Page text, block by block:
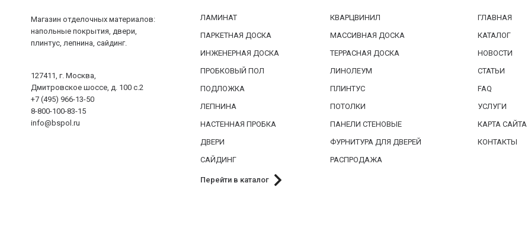
Магазин отделочных материалов:
напольные покрытия, двери,
плинтус, лепнина, сайдинг.
127411, г. Москва,
Дмитровское шоссе, д. 100 с.2
+7 (495) 966-13-50
8-800-100-83-15
info@bspol.ru
ЛАМИНАТ
КВАРЦВИНИЛ
ПАРКЕТНАЯ ДОСКА
МАССИВНАЯ ДОСКА
ИНЖЕНЕРНАЯ ДОСКА
ТЕРРАСНАЯ ДОСКА
ПРОБКОВЫЙ ПОЛ
ЛИНОЛЕУМ
ПОДЛОЖКА
ПЛИНТУС
ЛЕПНИНА
ПОТОЛКИ
НАСТЕННАЯ ПРОБКА
ПАНЕЛИ СТЕНОВЫЕ
ДВЕРИ
ФУРНИТУРА ДЛЯ ДВЕРЕЙ
САЙДИНГ
РАСПРОДАЖА
Перейти в каталог
ГЛАВНАЯ
КАТАЛОГ
НОВОСТИ
СТАТЬИ
FAQ
УСЛУГИ
КАРТА САЙТА
КОНТАКТЫ